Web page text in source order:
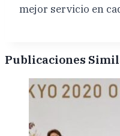
mejor servicio en
Publicaciones